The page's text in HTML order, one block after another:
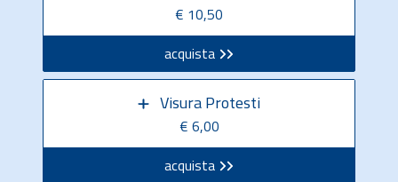
€ 10,50
acquista
Visura Protesti
€ 6,00
acquista